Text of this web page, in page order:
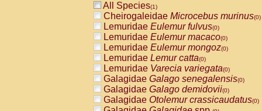
All Species(1)
Cheirogaleidae Microcebus murinus(0)
Lemuridae Eulemur fulvus(0)
Lemuridae Eulemur macaco(0)
Lemuridae Eulemur mongoz(0)
Lemuridae Lemur catta(0)
Lemuridae Varecia variegata(0)
Galagidae Galago senegalensis(0)
Galagidae Galago demidovii(0)
Galagidae Otolemur crassicaudatus(0)